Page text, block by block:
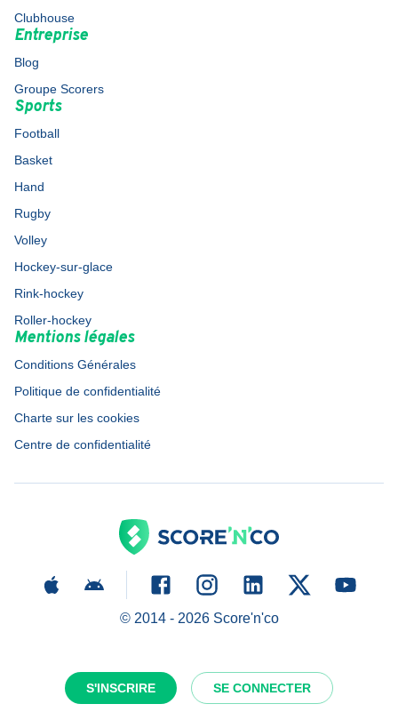
S'INSCRIRE SE CONNECTER
Clubhouse
Entreprise
Blog
Groupe Scorers
Sports
Football
Basket
Hand
Rugby
Volley
Hockey-sur-glace
Rink-hockey
Roller-hockey
Mentions légales
Conditions Générales
Politique de confidentialité
Charte sur les cookies
Centre de confidentialité
© 2014 - 2026Score'n'co